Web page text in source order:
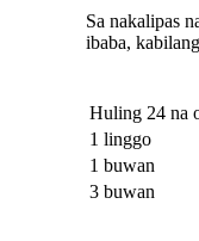
Sa nakalipas
ibaba,
Huling 24 na
1 linggo
1 buwan
3 buwan